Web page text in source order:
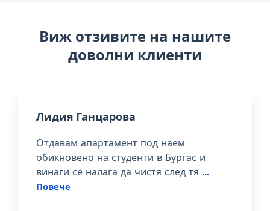
Виж отзивите на нашите
доволни клиенти
Лидия Ганцарова
Отдавам апартамент под наем
обикновено на студенти в Бургас и
винаги се налага да чистя след тя ...
Повече